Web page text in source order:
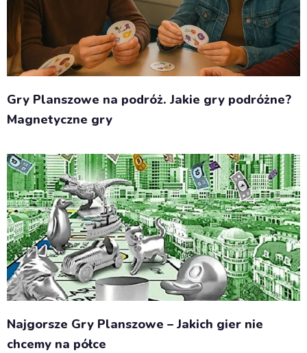
Gry Planszowe na podróż. Jakie gry podróżne?
Magnetyczne gry
Najgorsze Gry Planszowe – Jakich gier nie
chcemy na półce